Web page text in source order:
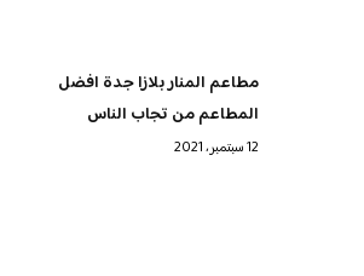
مطاعم المنار بلازا جدة افضل
المطاعم من تجاب الناس
12 سبتمبر، 2021